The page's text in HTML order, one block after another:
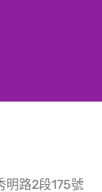
明路2段175號